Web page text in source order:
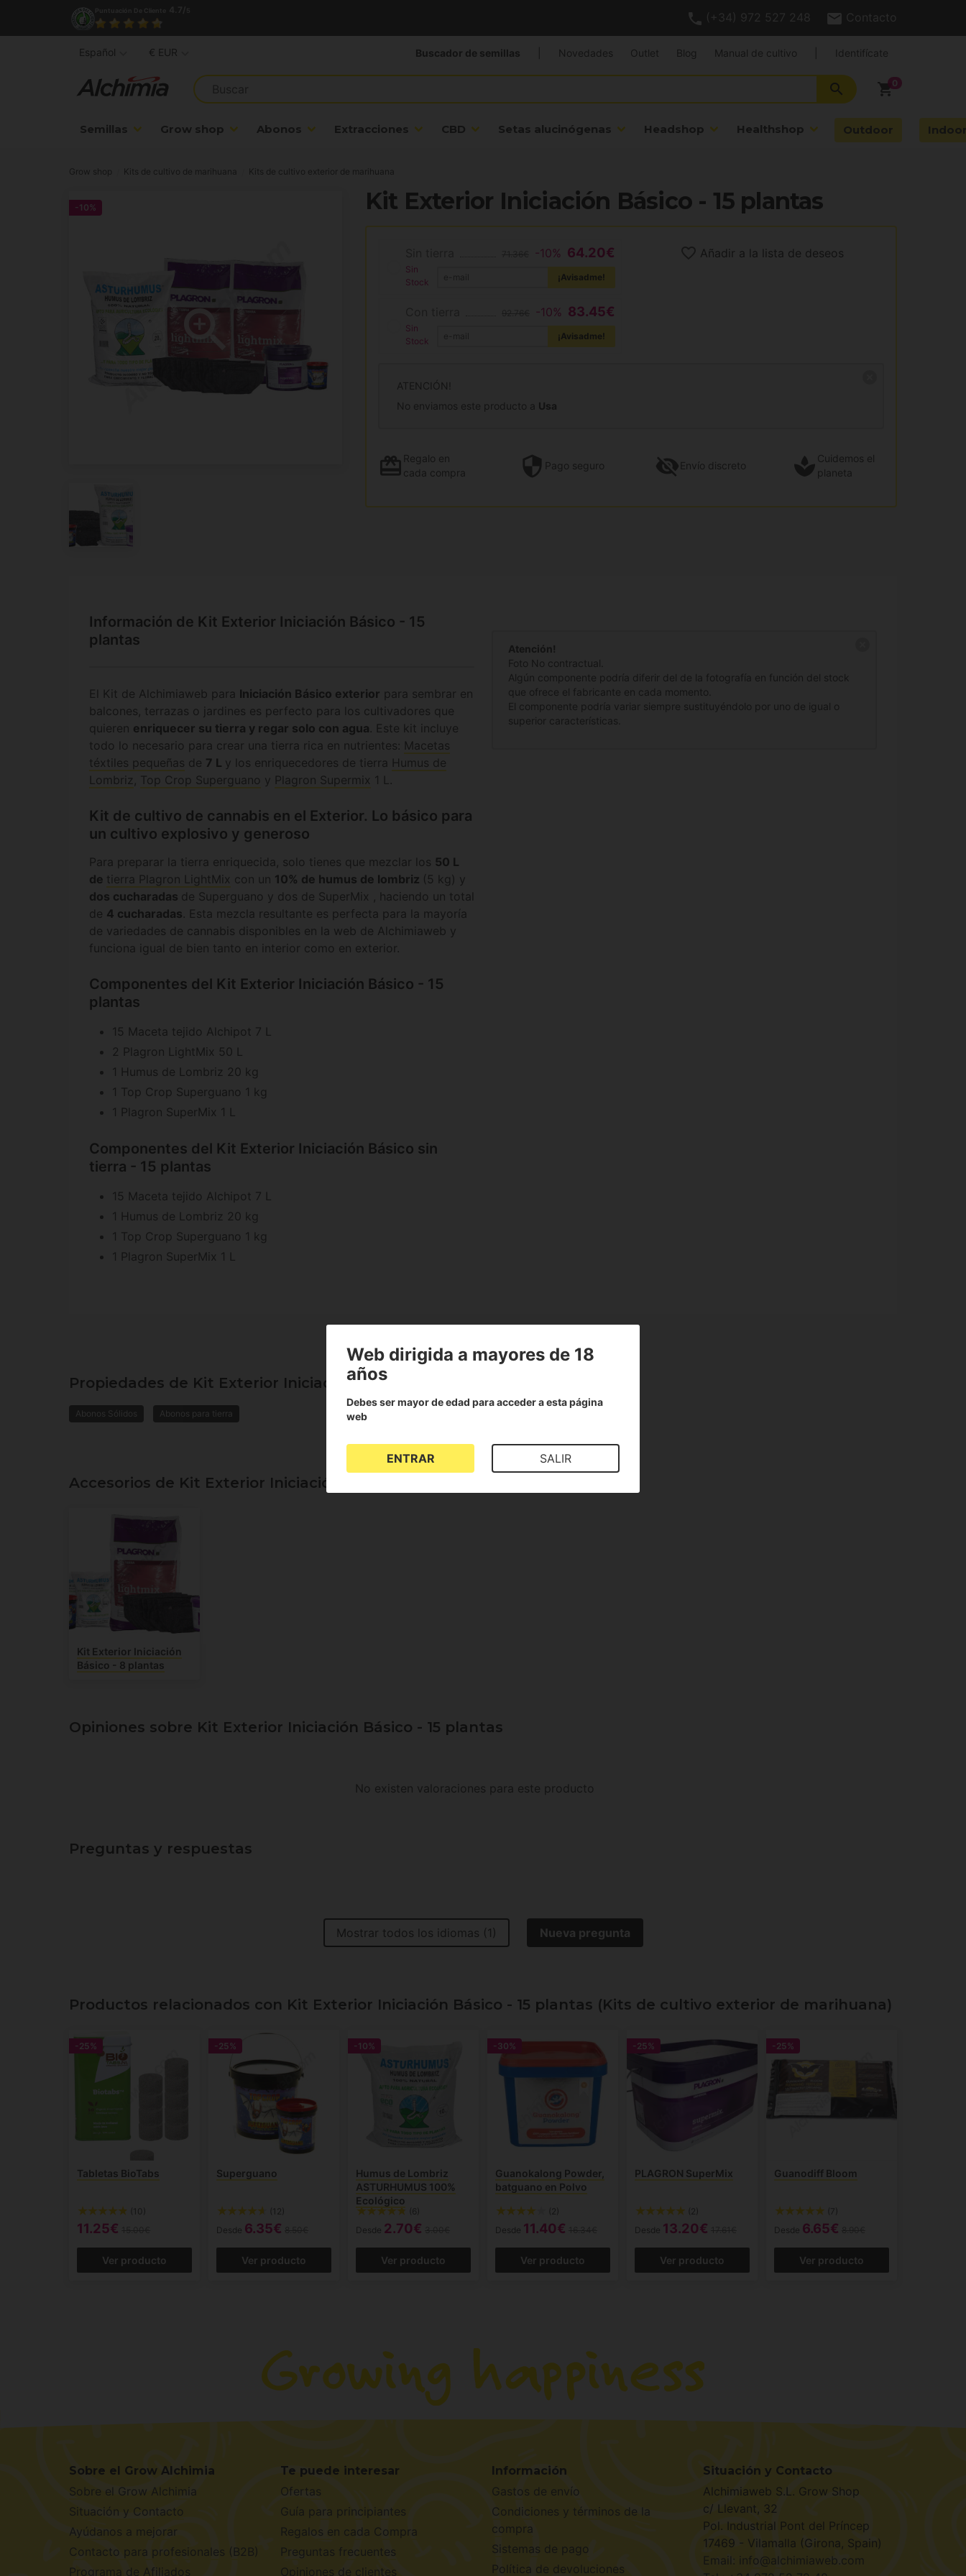
(+34) 972 527 248 Contacto
shopping_cart
search
Semillas Grow shop Abonos Extracciones CBD Setas alucinógenas Headshop Healthshop Outdoor
Buscador de semillas Novedades Outlet Blog Manual de cultivo Identifícate
Español € EUR
Grow shop Kits de cultivo de marihuana Kits de cultivo exterior de marihuana
Kit Exterior Iniciación Básico - 15 plantas
-10%
-10% 64.20€
Sin
Stock
¡Avisadme!
-10% 83.45€
Sin
Stock
¡Avisadme!
Añadir a la lista de deseos
ATENCIÓN!
No enviamos este producto a Usa
Regalo en
cada compra
Pago seguro Envío discreto
Cuidemos el
planeta
Información de Kit Exterior Iniciación Básico - 15
plantas
El Kit de Alchimiaweb para Iniciación Básico exterior para sembrar en
balcones, terrazas o jardines es perfecto para los cultivadores que
quieren enriquecer su tierra y regar solo con agua . Este kit incluye
todo lo necesario para crear una tierra rica en nutrientes: Macetas
téxtiles pequeñas de 7 L y los enriquecedores de tierra Humus de
Lombriz
Top Crop Superguano y Plagron Supermix 1 L.
Kit de cultivo de cannabis en el Exterior. Lo básico para
un cultivo explosivo y generoso
Para preparar la tierra enriquecida, solo tienes que mezclar los 50 L
de tierra Plagron LightMix con un 10% de humus de lombriz (5 kg) y
dos cucharadas de Superguano y dos de SuperMix , haciendo un total
de 4 cucharadas . Esta mezcla resultante es perfecta para la mayoría
de variedades de cannabis disponibles en la web de Alchimiaweb y
funciona igual de bien tanto en interior como en exterior.
Componentes del Kit Exterior Iniciación Básico - 15
plantas
15 Maceta tejido Alchipot 7 L
2 Plagron LightMix 50 L
1 Humus de Lombriz 20 kg
1 Top Crop Superguano 1 kg
1 Plagron SuperMix 1 L
Componentes del Kit Exterior Iniciación Básico sin
tierra - 15 plantas
15 Maceta tejido Alchipot 7 L
1 Humus de Lombriz 20 kg
1 Top Crop Superguano 1 kg
1 Plagron SuperMix 1 L
Atención!
Foto No contractual.
Algún componente podría diferir del de la fotografía en función del stock
que ofrece el fabricante en cada momento.
El componente podría variar siempre sustituyéndolo por uno de igual o
superior características.
Propiedades de Kit Exterior Iniciación Básico - 15 plantas
Abonos Sólidos Abonos para tierra
Accesorios de Kit Exterior Iniciación Básico - 15 plantas
Kit Exterior Iniciación
Básico - 8 plantas
Opiniones sobre Kit Exterior Iniciación Básico - 15 plantas
No existen valoraciones para este producto
Preguntas y respuestas
Mostrar todos los idiomas (1) Nueva pregunta
Productos relacionados con Kit Exterior Iniciación Básico - 15 plantas (Kits de cultivo exterior de marihuana)
-25%
Tabletas BioTabs
(10)
11.25€
Ver producto
-25%
Superguano
(12)
Desde 6.35€
Ver producto
-10%
Humus de Lombriz
ASTURHUMUS 100%
Ecológico
(6)
Desde 2.70€
Ver producto
-30%
Guanokalong Powder,
batguano en Polvo
(2)
Desde 11.40€
Ver producto
-25%
PLAGRON SuperMix
(2)
Desde 13.20€
Ver producto
-25%
Guanodiff Bloom
(7)
Desde 6.65€
Ver producto
Sobre el Grow Alchimia
Sobre el Grow Alchimia
Situación y Contacto
Ayúdanos a mejorar
Contacto para profesionales (B2B)
Programa de Afiliados
Te puede interesar
Ofertas
Guía para principiantes
Regalos en cada Compra
Preguntas frecuentes
Opiniones de clientes
Información
Gastos de envío
Condiciones y términos de la
compra
Sistemas de pago
Política de devoluciones
Situación y Contacto
Alchimiaweb S.L. Grow Shop
c/ Llevant, 32
Pol. Industrial Pont del Príncep
17469 - Vilamalla (Girona, Spain)
Email: info@alchimiaweb.com
Web dirigida a mayores de 18
años
Debes ser mayor de edad para acceder a esta página
web
ENTRAR SALIR